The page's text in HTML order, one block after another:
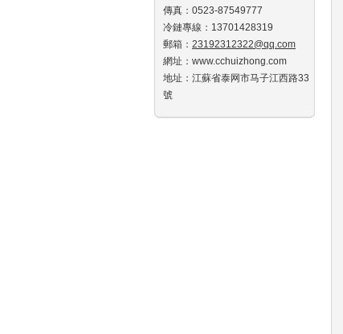
傳真：0523-87549777
冷鏈專線：13701428319
郵箱： 23192312322@qq.com
網址：www.cchuizhong.com
地址：江蘇省泰网市马子江西路33
號